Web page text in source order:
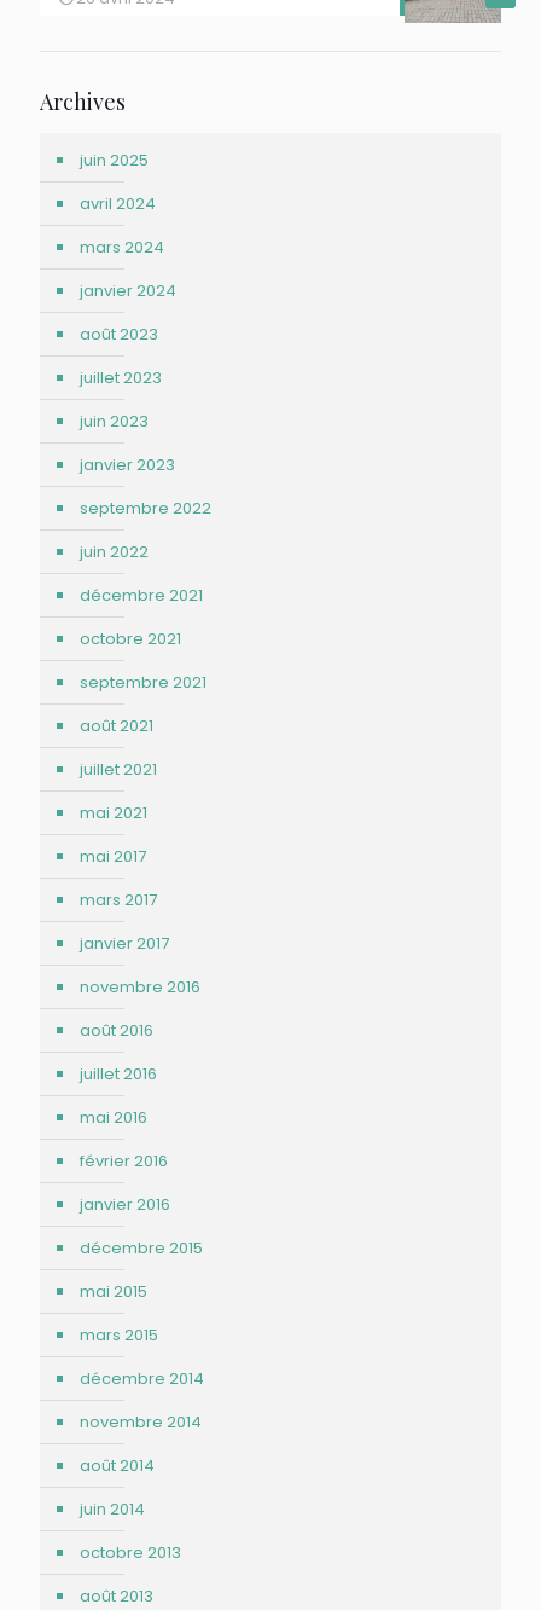
Archives
juin 2025
avril 2024
mars 2024
janvier 2024
août 2023
juillet 2023
juin 2023
janvier 2023
septembre 2022
juin 2022
décembre 2021
octobre 2021
septembre 2021
août 2021
juillet 2021
mai 2021
mai 2017
mars 2017
janvier 2017
novembre 2016
août 2016
juillet 2016
mai 2016
février 2016
janvier 2016
décembre 2015
mai 2015
mars 2015
décembre 2014
novembre 2014
août 2014
juin 2014
octobre 2013
août 2013